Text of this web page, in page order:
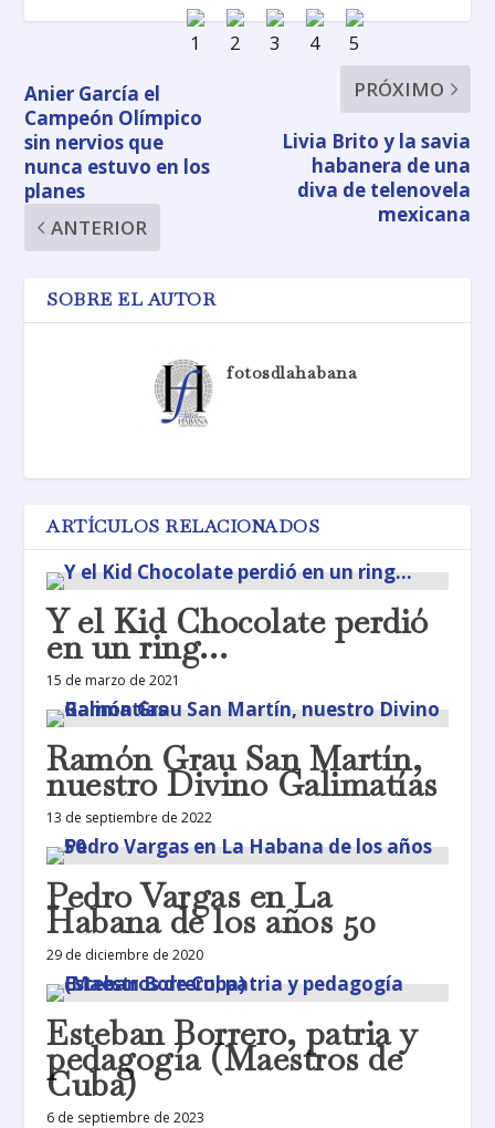
Anier García el
Campeón Olímpico
sin nervios que
nunca estuvo en los
planes
ANTERIOR
PRÓXIMO
Livia Brito y la savia
habanera de una
diva de telenovela
mexicana
SOBRE EL AUTOR
fotosdlahabana
ARTÍCULOS RELACIONADOS
Y el Kid Chocolate perdió
en un ring…
15 de marzo de 2021
Ramón Grau San Martín,
nuestro Divino Galimatías
13 de septiembre de 2022
Pedro Vargas en La
Habana de los años 50
29 de diciembre de 2020
Esteban Borrero, patria y
pedagogía (Maestros de
Cuba)
6 de septiembre de 2023